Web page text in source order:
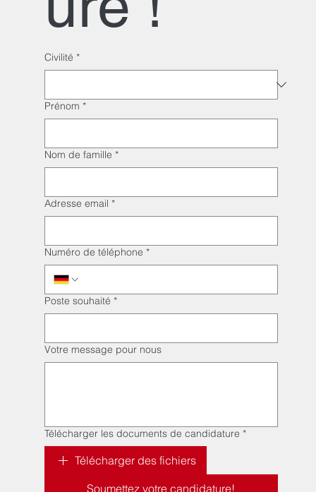
Civilité *
Prénom *
Nom de famille *
Adresse email *
Numéro de téléphone *
Poste souhaité *
Votre message pour nous
Télécharger les documents de candidature *
Télécharger des fichiers
Soumettez votre candidature!